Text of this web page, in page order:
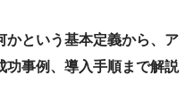
かという基本定義から、ア
功事例、導入手順まで解説